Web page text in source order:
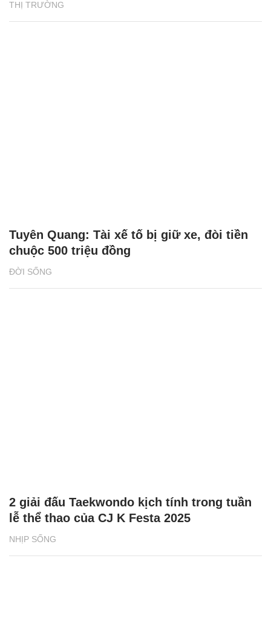
THỊ TRƯỜNG
ĐỜI SỐNG
Tuyên Quang: Tài xế tố bị giữ xe, đòi tiền
chuộc 500 triệu đồng
NHỊP SỐNG
2 giải đấu Taekwondo kịch tính trong tuần
lễ thể thao của CJ K Festa 2025